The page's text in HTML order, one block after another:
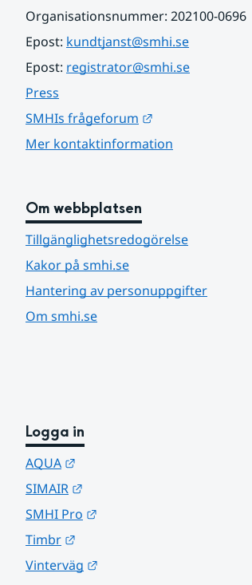
Organisationsnummer: 202100-0696
Epost: kundtjanst@smhi.se
Epost: registrator@smhi.se
Press
SMHIs frågeforum
Mer kontaktinformation
Om webbplatsen
Tillgänglighetsredogörelse
Kakor på smhi.se
Hantering av personuppgifter
Om smhi.se
Logga in
AQUA
SIMAIR
SMHI Pro
Timbr
Vinterväg